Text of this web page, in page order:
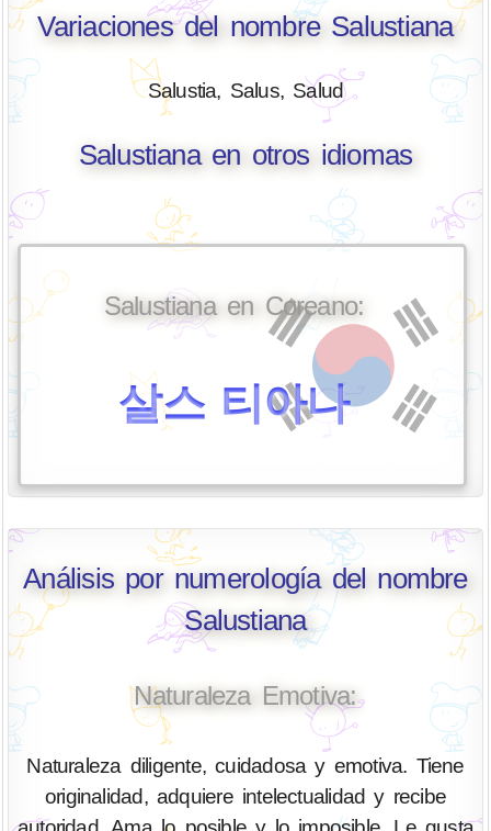
Variaciones del nombre Salustiana
Salustia, Salus, Salud
Salustiana en otros idiomas
Salustiana en Coreano:
살스 티아나
Análisis por numerología del nombre
Salustiana
Naturaleza Emotiva:
Naturaleza diligente, cuidadosa y emotiva. Tiene
originalidad, adquiere intelectualidad y recibe